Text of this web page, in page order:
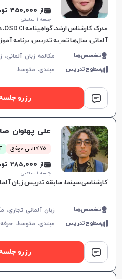
از 350,000 تومان
جلسه ۱ ساعتی
آلمانی، سال‌ها تجربه تدریس، برنامه
ساده و کاربردی در یادگیری زبان آلمانی.
تخصص‌ها
سطوح‌تدریس مبتدی، متوسط
رزرو
علی پهلوان
75 کلاس موفق
از 285,000 تومان
جلسه ۱ ساعتی
کارشناسی سینما، سابقه تدریس زبان
تخصص‌ها
سطوح‌تدریس مبتدی، متوسط،
رزرو